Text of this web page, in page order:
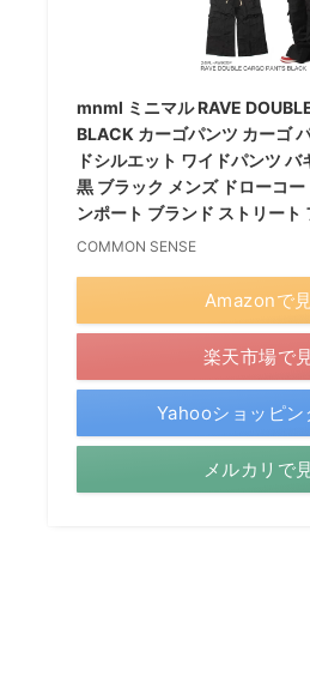
mnml ミニマル RAVE
BLACK カーゴパンツ カーゴ
ドシルエット ワイドパンツ バ
黒 ブラック メンズ ドローコー
ンポート ブランド ストリート
COMMON SENSE
Amazonで
楽天市場で
Yahooショッピン
メルカリで